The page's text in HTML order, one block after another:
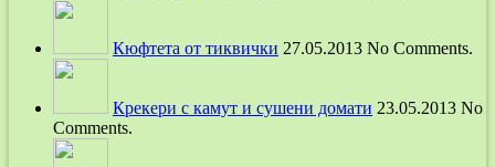
Кюфтета от тиквички 27.05.2013 No Comments.
Крекери с камут и сушени домати 23.05.2013 No
Comments.